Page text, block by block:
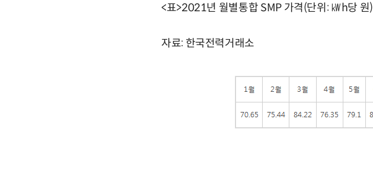
<표>2021년 월별통합 SMP 가격(단위: ㎾h당 원)
자료: 한국전력거래소